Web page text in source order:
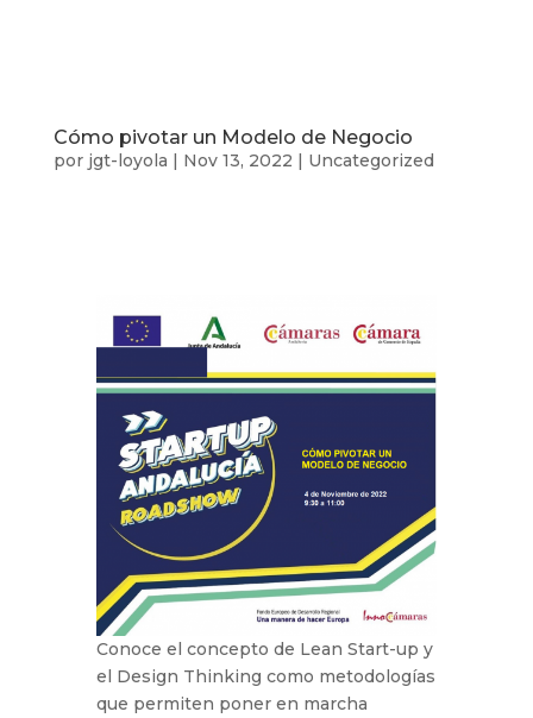
Cómo pivotar un Modelo de Negocio
por jgt-loyola Nov 13, 2022 Uncategorized
Conoce el concepto de Lean Start-up y
el Design Thinking como metodologías
que permiten poner en marcha